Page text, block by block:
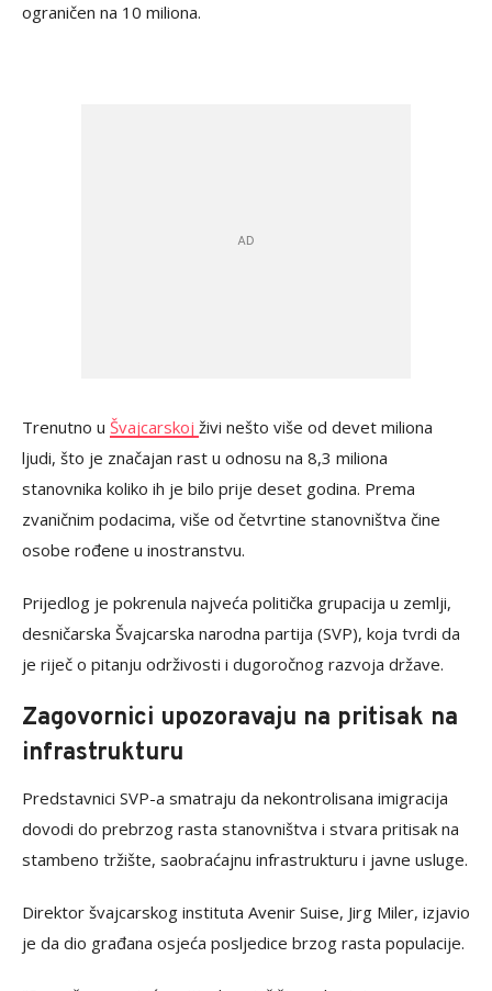
ograničen na 10 miliona.
Trenutno u Švajcarskoj živi nešto više od devet miliona
ljudi, što je značajan rast u odnosu na 8,3 miliona
stanovnika koliko ih je bilo prije deset godina. Prema
zvaničnim podacima, više od četvrtine stanovništva čine
osobe rođene u inostranstvu.
Prijedlog je pokrenula najveća politička grupacija u zemlji,
desničarska Švajcarska narodna partija (SVP), koja tvrdi da
je riječ o pitanju održivosti i dugoročnog razvoja države.
Zagovornici upozoravaju na pritisak na
infrastrukturu
Predstavnici SVP-a smatraju da nekontrolisana imigracija
dovodi do prebrzog rasta stanovništva i stvara pritisak na
stambeno tržište, saobraćajnu infrastrukturu i javne usluge.
Direktor švajcarskog instituta Avenir Suise, Jirg Miler, izjavio
je da dio građana osjeća posljedice brzog rasta populacije.